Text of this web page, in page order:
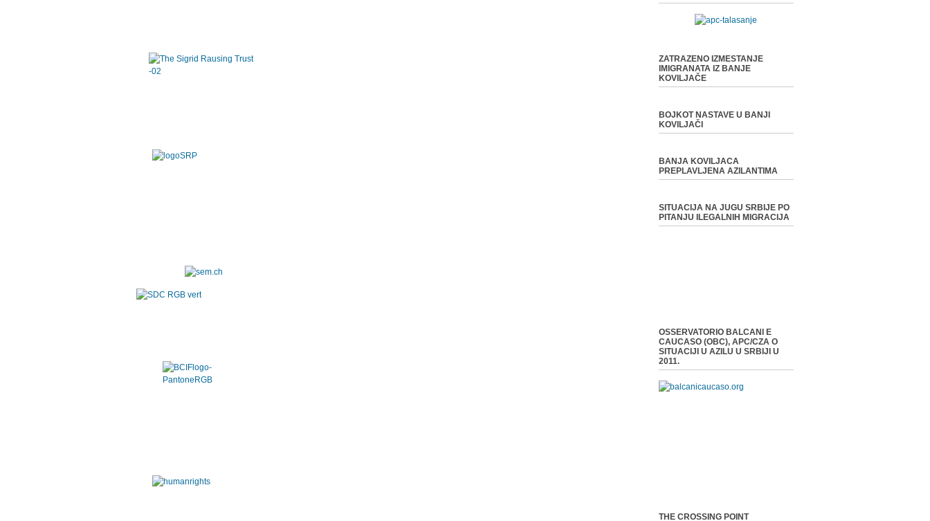
ZATRAZENO IZMESTANJE
IMIGRANATA IZ BANJE
KOVILJAČE
BOJKOT NASTAVE U BANJI
KOVILJAČI
BANJA KOVILJACA
PREPLAVLJENA AZILANTIMA
SITUACIJA NA JUGU SRBIJE PO
PITANJU ILEGALNIH MIGRACIJA
OSSERVATORIO BALCANI E
CAUCASO (OBC), APC/CZA O
SITUACIJI U AZILU U SRBIJI U
2011.
THE CROSSING POINT